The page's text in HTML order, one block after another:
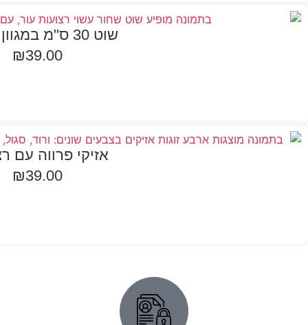
שוט 30 ס"מ במגוון צבעים
₪39.00
אזיקי פרווה עם
₪39.00